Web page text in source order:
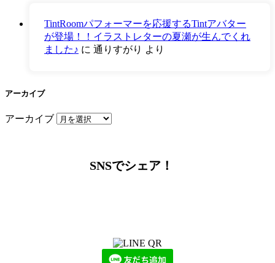
TintRoomパフォーマーを応援するTintアバター
が登場！！イラストレターの夏瀬が生んでくれ
ました♪ に 通りすがり より
アーカイブ
アーカイブ
SNSでシェア！